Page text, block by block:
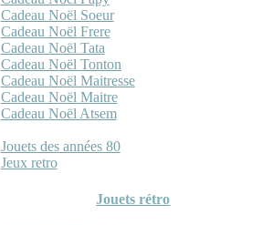
Cadeau Noël Soeur
Cadeau Noël Frere
Cadeau Noël Tata
Cadeau Noël Tonton
Cadeau Noël Maitresse
Cadeau Noël Maitre
Cadeau Noël Atsem
Jouets des années 80
Jeux retro
Jouets rétro